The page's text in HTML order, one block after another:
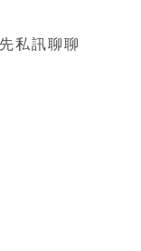
私訊聊聊